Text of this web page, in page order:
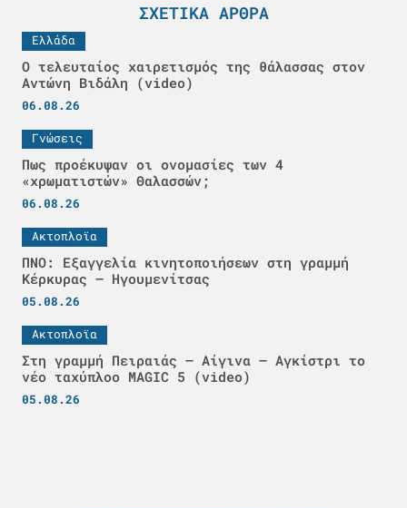
ΣΧΕΤΙΚΆ ΆΡΘΡΑ
Ελλάδα
Ο τελευταίος χαιρετισμός της θάλασσας στον
Αντώνη Βιδάλη (video)
06.08.26
Γνώσεις
Πως προέκυψαν οι ονομασίες των 4
«χρωματιστών» Θαλασσών;
06.08.26
Ακτοπλοϊα
ΠΝΟ: Εξαγγελία κινητοποιήσεων στη γραμμή
Κέρκυρας – Ηγουμενίτσας
05.08.26
Ακτοπλοϊα
Στη γραμμή Πειραιάς – Αίγινα – Αγκίστρι το
νέο ταχύπλοο MAGIC 5 (video)
05.08.26